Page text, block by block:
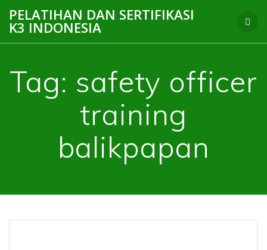
to
PELATIHAN DAN SERTIFIKASI
K3 INDONESIA
Tag: safety officer
training
balikpapan